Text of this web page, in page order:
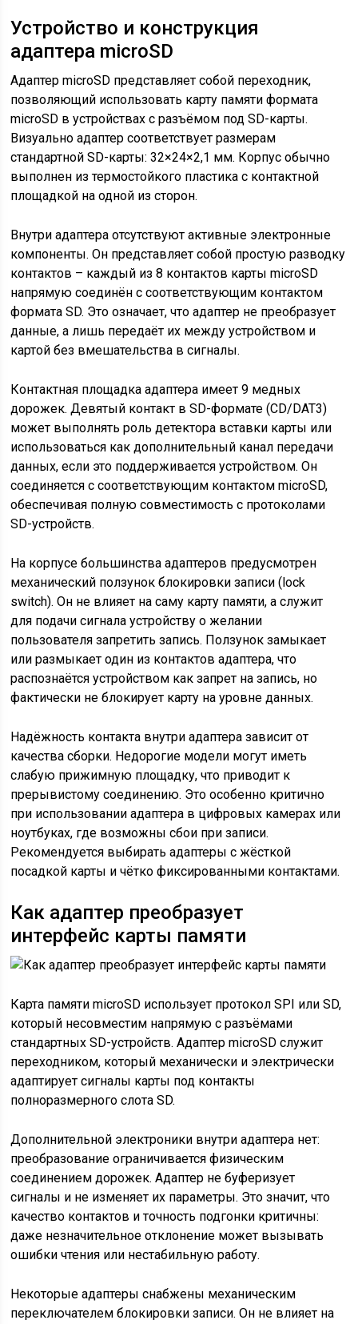
Устройство и конструкция
адаптера microSD
Адаптер microSD представляет собой переходник,
позволяющий использовать карту памяти формата
microSD в устройствах с разъёмом под SD-карты.
Визуально адаптер соответствует размерам
стандартной SD-карты: 32×24×2,1 мм. Корпус обычно
выполнен из термостойкого пластика с контактной
площадкой на одной из сторон.
Внутри адаптера отсутствуют активные электронные
компоненты. Он представляет собой простую разводку
контактов – каждый из 8 контактов карты microSD
напрямую соединён с соответствующим контактом
формата SD. Это означает, что адаптер не преобразует
данные, а лишь передаёт их между устройством и
картой без вмешательства в сигналы.
Контактная площадка адаптера имеет 9 медных
дорожек. Девятый контакт в SD-формате (CD/DAT3)
может выполнять роль детектора вставки карты или
использоваться как дополнительный канал передачи
данных, если это поддерживается устройством. Он
соединяется с соответствующим контактом microSD,
обеспечивая полную совместимость с протоколами
SD-устройств.
На корпусе большинства адаптеров предусмотрен
механический ползунок блокировки записи (lock
switch). Он не влияет на саму карту памяти, а служит
для подачи сигнала устройству о желании
пользователя запретить запись. Ползунок замыкает
или размыкает один из контактов адаптера, что
распознаётся устройством как запрет на запись, но
фактически не блокирует карту на уровне данных.
Надёжность контакта внутри адаптера зависит от
качества сборки. Недорогие модели могут иметь
слабую прижимную площадку, что приводит к
прерывистому соединению. Это особенно критично
при использовании адаптера в цифровых камерах или
ноутбуках, где возможны сбои при записи.
Рекомендуется выбирать адаптеры с жёсткой
посадкой карты и чётко фиксированными контактами.
Как адаптер преобразует
интерфейс карты памяти
Карта памяти microSD использует протокол SPI или SD,
который несовместим напрямую с разъёмами
стандартных SD-устройств. Адаптер microSD служит
переходником, который механически и электрически
адаптирует сигналы карты под контакты
полноразмерного слота SD.
Дополнительной электроники внутри адаптера нет:
преобразование ограничивается физическим
соединением дорожек. Адаптер не буферизует
сигналы и не изменяет их параметры. Это значит, что
качество контактов и точность подгонки критичны:
даже незначительное отклонение может вызывать
ошибки чтения или нестабильную работу.
Некоторые адаптеры снабжены механическим
переключателем блокировки записи. Он не влияет на